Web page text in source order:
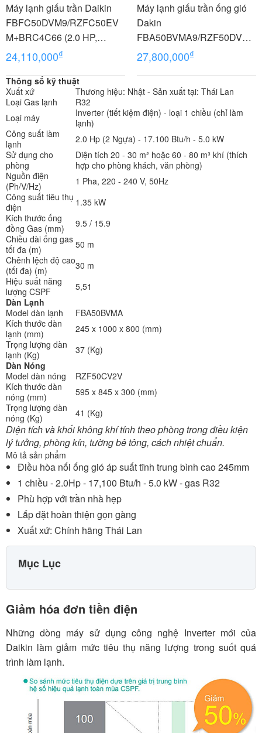
Máy lạnh giấu trần Daikin
FBFC50DVM9/RZFC50EV
M+BRC4C66 (2.0 HP,
Inverter, Không dây)
24,110,000₫
Máy lạnh giấu trần ống gió
Dakin
FBA50BVMA9/RZF50DVM+
BRC1E63 2.0 HP (2 Ngựa)
Inverter 1 Pha
27,800,000₫
Thông số kỹ thuật
Xuất xứ
Thương hiệu: Nhật - Sản xuất tại: Thái Lan
Loại Gas lạnh
R32
Loại máy
Inverter (tiết kiệm điện) - loại 1 chiều (chỉ làm
lạnh)
Công suất làm
lạnh
2.0 Hp (2 Ngựa) - 17.100 Btu/h - 5.0 kW
Sử dụng cho
phòng
Diện tích 20 - 30 m² hoặc 60 - 80 m³ khí (thích
hợp cho phòng khách, văn phòng)
Nguồn điện
(Ph/V/Hz)
1 Pha, 220 - 240 V, 50Hz
Công suất tiêu thụ
điện
1.35 kW
Kích thước ống
đồng Gas (mm)
9.5 / 15.9
Chiều dài ống gas
tối đa (m)
50 m
Chênh lệch độ cao
(tối đa) (m)
30 m
Hiệu suất năng
lượng CSPF
5,51
Dàn Lạnh
Model dàn lạnh
FBA50BVMA
Kích thước dàn
lạnh (mm)
245 x 1000 x 800 (mm)
Trọng lượng dàn
lạnh (Kg)
37 (Kg)
Dàn Nóng
Model dàn nóng
RZF50CV2V
Kích thước dàn
nóng (mm)
595 x 845 x 300 (mm)
Trọng lượng dàn
nóng (Kg)
41 (Kg)
Diện tích và khối không khí tính theo phòng trong điều kiện
lý tưởng, phòng kín, tường bê tông, cách nhiệt chuẩn.
Mô tả sản phẩm
Điều hòa nối ống gió áp suất tĩnh trung bình cao 245mm
1 chiều - 2.0Hp - 17,100 Btu/h - 5.0 kW - gas R32
Phù hợp với trần nhà hẹp
Lắp đặt hoàn thiện gọn gàng
Xuất xứ: Chính hãng Thái Lan
Mục Lục
Giảm hóa đơn tiền điện
Những dòng máy sử dụng công nghệ Inverter mới của
Daikin làm giảm mức tiêu thụ năng lượng trong suốt quá
trình làm lạnh.